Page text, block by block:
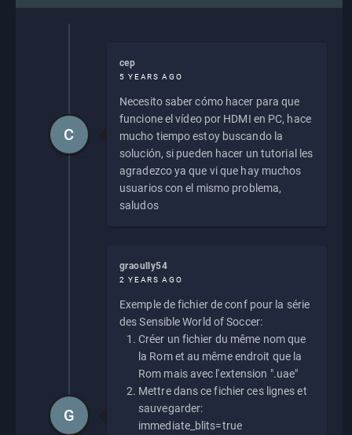
cep
5 YEARS AGO
Necesito saber cómo hacer para que
funcione el vídeo por HDMI en PC, hace
mucho tiempo estoy buscando la
solución, si pueden hacer un tutorial les
agradezco ya que vi que hay muchos
usuarios con el mismo problema,
saludos
C
graoully54
2 YEARS AGO
Exemple de fichier de conf pour la série
des Sensible World of Soccer:
Créer un fichier du même nom que
la Rom et au même endroit que la
Rom mais avec l'extension ".uae"
Mettre dans ce fichier ces lignes et
sauvegarder:
immediate_blits=true
G